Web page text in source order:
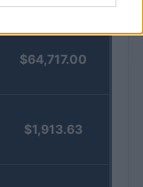
Precio
$64,717.00
$1,913.63